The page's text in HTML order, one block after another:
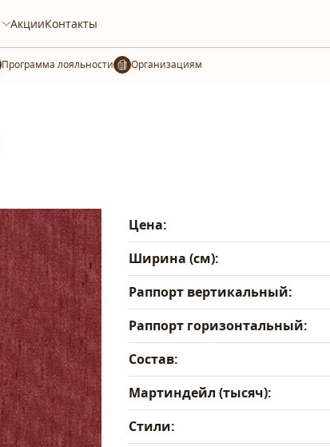
АкцииКонтакты
Организациям
Цена:
Ширина (см):
Раппорт вертикальный:
Раппорт горизонтальный:
Состав:
Мартиндейл (тысяч):
Стили: